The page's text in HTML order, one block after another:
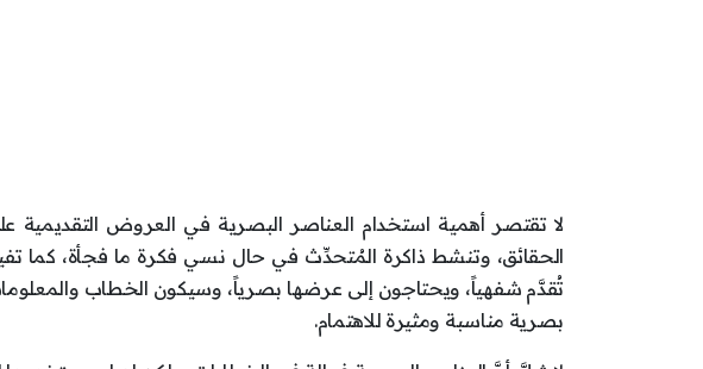
لا تقتصر أهمية استخدام العناصر البصرية في العروض
الحقائق، وتنشط ذاكرة المُتحدِّث في حال نسي فكرة ما فجأة، كما
تُقدَّم شفهياً، ويحتاجون إلى عرضها بصرياً، وسيكون الخطاب
بصرية مناسبة ومثيرة للاهتمام.